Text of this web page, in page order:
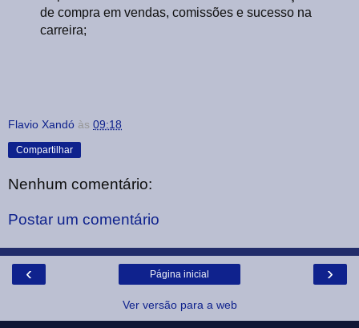
de compra em vendas, comissões e sucesso na
carreira;
Flavio Xandó às 09:18
Compartilhar
Nenhum comentário:
Postar um comentário
‹ ›
Página inicial
Ver versão para a web